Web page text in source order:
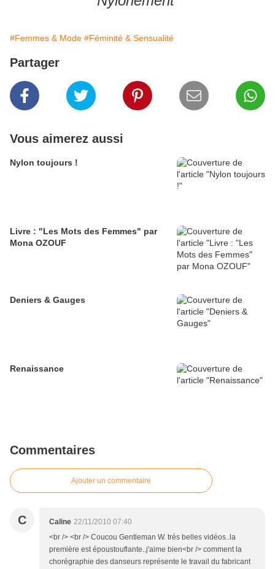
#Femmes & Mode #Féminité & Sensualité
Partager
Vous aimerez aussi
Nylon toujours !
Livre : "Les Mots des Femmes" par
Mona OZOUF
Deniers & Gauges
Renaissance
Commentaires
Ajouter un commentaire
C Caline 22/11/2010 07:40
<br /> <br /> Coucou Gentleman W. très belles vidéos..la
première est époustouflante..j'aime bien<br /> comment la
chorégraphie des danseurs représente le travail du fabricant